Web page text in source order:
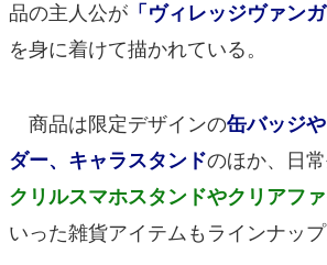
品の主人公が 「ヴィレッジヴァン
を身に着けて描かれている。
商品は限定デザインの缶バッジ
ダー、キャラスタンドのほか、日
クリルスマホスタンドやクリアフ
いった雑貨アイテムもラインナップ